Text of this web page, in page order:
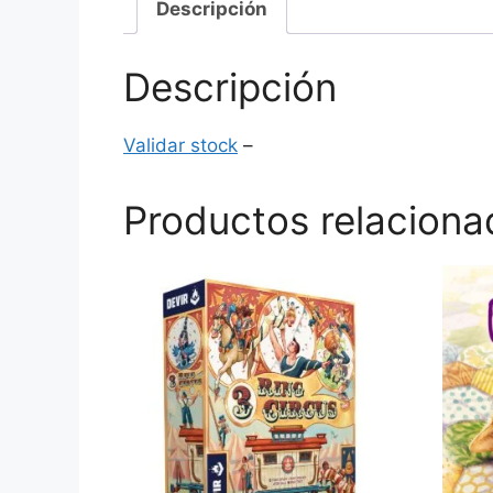
Descripción
Descripción
Validar stock –
Productos